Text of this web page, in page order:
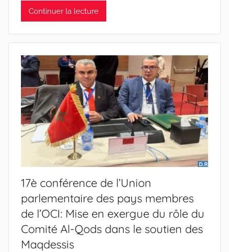
Continuer la lecture
17è conférence de l’Union
parlementaire des pays membres
de l’OCI: Mise en exergue du rôle du
Comité Al-Qods dans le soutien des
Maqdessis